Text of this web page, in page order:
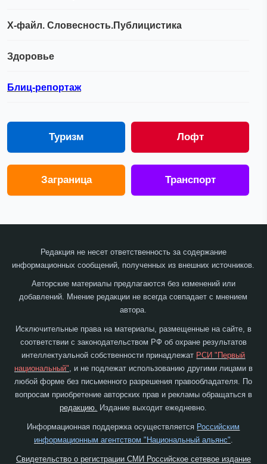
Х-файл. Словесность.Публицистика
Здоровье
Блиц-репортаж
Туризм Лофт
Заграница Транспорт
Редакция не несет ответственность за содержание
информационных сообщений, полученных из внешних источников.
Авторские материалы предлагаются без изменений или
добавлений. Мнение редакции не всегда совпадает с мнением
автора.
Исключительные права на материалы, размещенные на сайте, в
соответствии с законодательством РФ об охране результатов
интеллектуальной собственности принадлежат РСИ "Первый
национальный", и не подлежат использованию другими лицами в
любой форме без письменного разрешения правообладателя. По
вопросам приобретение авторских прав и рекламы обращаться в
редакцию. Издание выходит ежедневно.
Информационная поддержка осуществляется Российским
информационным агентством "Национальный альянс"
Свидетельство о регистрации СМИ Российское сетевое издание